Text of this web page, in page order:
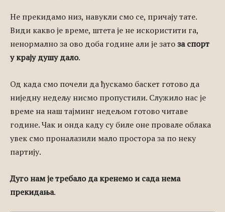
Не прекидамо низ, навукли смо се, причају тате.
Види какво је време, штета је не искористити га,
ненормално за ово доба године али је затоза спорт
у крају душу дало.
Од када смо почели да ђускамо баскет готово да
ниједну недељу нисмо пропустили. Служило нас је
време на наш тајминг недељом готово читаве
године. Чак и онда каду су биле оне провале облака
увек смо проналазили мало простора за по неку
партију.
Дуго нам је требало да кренемо и сада нема
прекидања.